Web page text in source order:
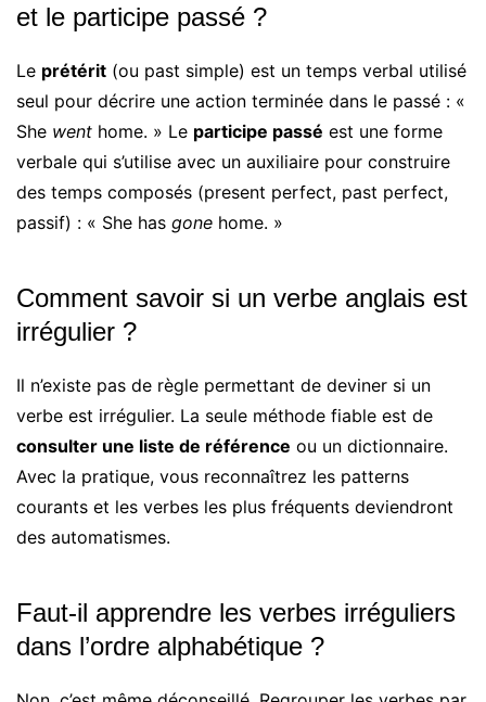
et le participe passé ?
Le prétérit (ou past simple) est un temps verbal utilisé
seul pour décrire une action terminée dans le passé : «
She went home. » Le participe passé est une forme
verbale qui s’utilise avec un auxiliaire pour construire
des temps composés (present perfect, past perfect,
passif) : « She has gone home. »
Comment savoir si un verbe anglais est
irrégulier ?
Il n’existe pas de règle permettant de deviner si un
verbe est irrégulier. La seule méthode fiable est de
consulter une liste de référence ou un dictionnaire.
Avec la pratique, vous reconnaîtrez les patterns
courants et les verbes les plus fréquents deviendront
des automatismes.
Faut-il apprendre les verbes irréguliers
dans l’ordre alphabétique ?